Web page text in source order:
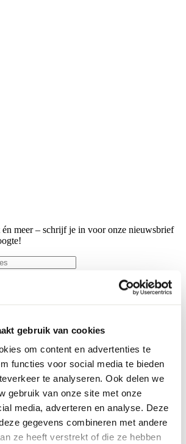
gebruik van cookies
om content en advertenties te
functies voor social media te bieden
te analyseren. Ook delen we
gebruik van onze site met onze
media, adverteren en analyse. Deze
gegevens combineren met andere
ze heeft verstrekt of die ze hebben
meer – schrijf je in voor onze nieuwsbrief